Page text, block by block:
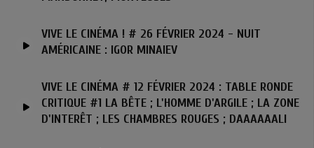
VIVE LE CINÉMA ! # 26 FÉVRIER 2024 - NUIT
AMÉRICAINE : IGOR MINAIEV
VIVE LE CINÉMA # 12 FÉVRIER 2024 : TABLE RONDE
CRITIQUE #1 LA BÊTE ; L'HOMME D'ARGILE ; LA ZONE
D'INTERÊT ; LES CHAMBRES ROUGES ; DAAAAAALI